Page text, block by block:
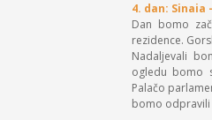
4. dan: Sinaia
Dan bomo
rezidence.
Nadaljevali
ogledu bomo
Palačo
bomo odpravili